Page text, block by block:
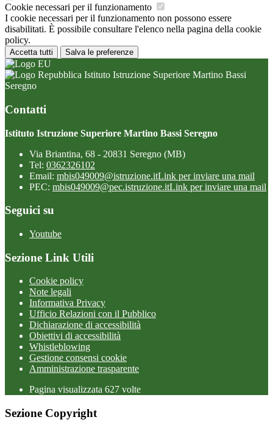
Cookie necessari per il funzionamento
I cookie necessari per il funzionamento non possono essere
disabilitati. È possibile consultare l'elenco nella pagina della cookie
policy.
Accetta tutti Salva le preferenze
Istituto Istruzione Superiore Martino Bassi
Seregno
Contatti
Istituto Istruzione Superiore Martino Bassi Seregno
Via Briantina, 68 - 20831 Seregno (MB)
Tel: 0362326102
Email: mbis049009@istruzione.itLink per inviare una mail
PEC: mbis049009@pec.istruzione.itLink per inviare una mail
Seguici su
Youtube
Sezione Link Utili
Cookie policy
Note legali
Informativa Privacy
Ufficio Relazioni con il Pubblico
Dichiarazione di accessibilità
Obiettivi di accessibilità
Whistleblowing
Gestione consensi cookie
Amministrazione trasparente
Pagina visualizzata 627 volte
Sezione Copyright